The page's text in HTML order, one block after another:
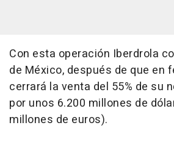
Con esta operación Iberdrola
de México, después de que en
cerrará la venta del 55% de su
por unos 6.200 millones de
millones de euros).